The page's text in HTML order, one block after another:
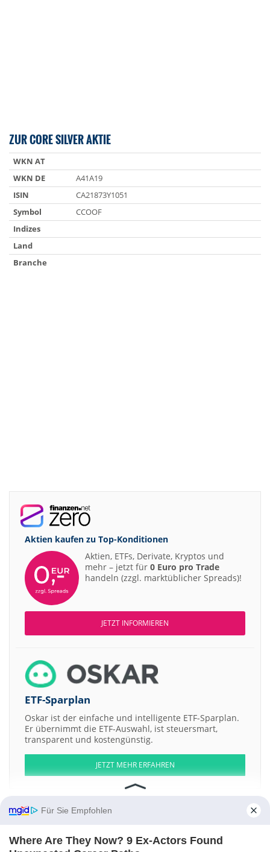
ZUR CORE SILVER AKTIE
WKN AT
WKN DE
A41A19
ISIN
CA21873Y1051
Symbol
CCOOF
Indizes
Land
Branche
Aktien kaufen zu Top-Konditionen
Aktien, ETFs, Derivate, Kryptos und
mehr – jetzt für 0 Euro pro Trade
handeln (zzgl. marktüblicher Spreads)!
JETZT INFORMIEREN
ETF-Sparplan
Oskar ist der einfache und intelligente ETF-Sparplan.
Er übernimmt die ETF-Auswahl, ist steuersmart,
transparent und kostengünstig.
JETZT MEHR ERFAHREN
Aktien ATX DAX EuroStoxx 50 Dow Jones NASDAQ 100 Nikkei 225
S&P 500
Für Sie Empfohlen
Where Are They Now? 9 Ex-Actors Found